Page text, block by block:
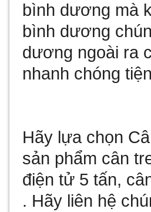
bình dương mà
bình dương
dương ngoài ra
nhanh chóng
Hãy lựa chọn
sản phẩm cân
điện tử 5 tấn,
. Hãy liên hệ